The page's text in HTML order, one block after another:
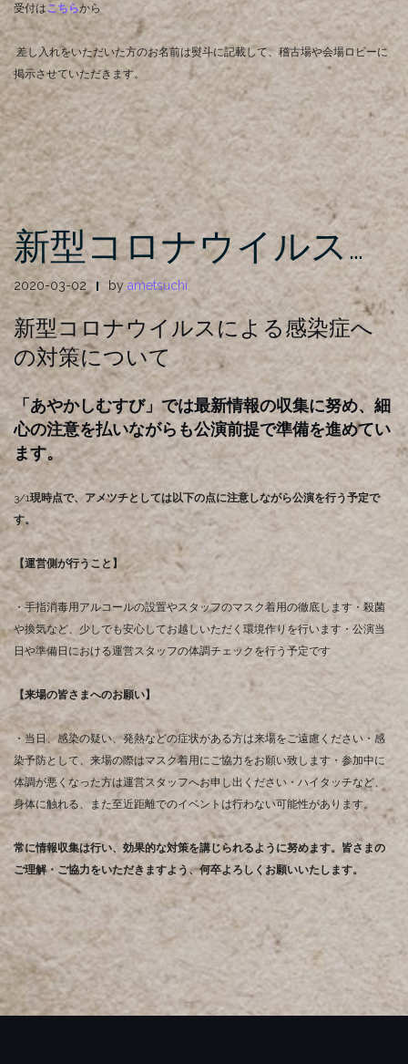
受付はこちらから
差し入れをいただいた方のお名前は熨斗に記載して、稽古場や会場ロビーに
掲示させていただきます。
新型コロナウイルス…
2020-03-02 by ametsuchi
新型コロナウイルスによる感染症へ
の対策について
「あやかしむすび」では最新情報の収集に努め、細
心の注意を払いながらも公演前提で準備を進めてい
ます。
3/1現時点で、アメツチとしては以下の点に注意しながら公演を行う予定で
す。
【運営側が行うこと】
・手指消毒用アルコールの設置やスタッフのマスク着用の徹底します ・殺菌
や換気など、少しでも安心してお越しいただく環境作りを行います ・公演当
日や準備日における運営スタッフの体調チェックを行う予定です
【来場の皆さまへのお願い】
・当日、感染の疑い、発熱などの症状がある方は来場をご遠慮ください ・感
染予防として、来場の際はマスク着用にご協力をお願い致します ・参加中に
体調が悪くなった方は運営スタッフへお申し出ください ・ハイタッチなど、
身体に触れる、また至近距離でのイベントは行わない可能性があります。
常に情報収集は行い、効果的な対策を講じられるように努めます。 皆さまの
ご理解・ご協力をいただきますよう、何卒よろしくお願いいたします。